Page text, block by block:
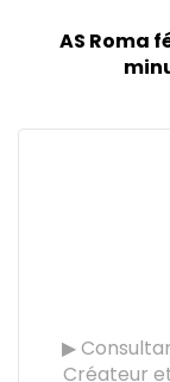
AS Roma
▶
Créateur